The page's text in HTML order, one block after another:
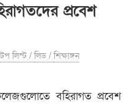
প্রবেশ
টপ লিস্ট /লিড /শিক্ষাঙ্গন
বহিরাগত প্রবেশ